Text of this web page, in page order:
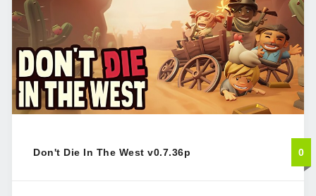
Don't Die In The West v0.7.36p 0